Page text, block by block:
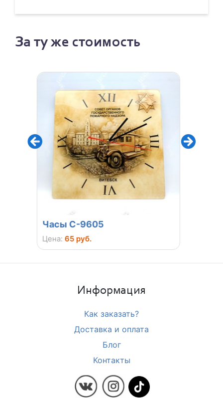
За ту же стоимость
Часы С-9605
Цена:65 руб.
Информация
Как заказать?
Доставка и оплата
Блог
Контакты